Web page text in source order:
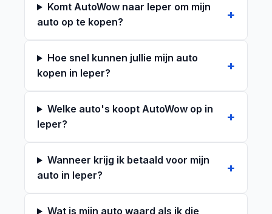
Komt AutoWow naar Ieper om mijn
auto op te kopen?
Hoe snel kunnen jullie mijn auto
kopen in Ieper?
Welke auto's koopt AutoWow op in
Ieper?
Wanneer krijg ik betaald voor mijn
auto in Ieper?
Wat is mijn auto waard als ik die